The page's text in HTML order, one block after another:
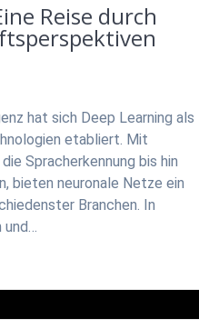
Reise durch
hat sich Deep Learning als
etabliert. Mit
Spracherkennung bis hin
bieten neuronale Netze ein
Branchen. In
und…